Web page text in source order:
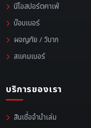
นีโอสปอร์ตคาเฟ่
บ๊อบเบอร์
ผจญภัย / วิบาก
สแคมเบอร์
บริการของเรา
สินเชื่อจำนำเล่ม